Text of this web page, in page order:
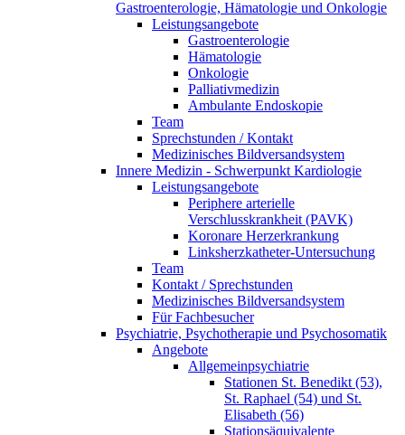
Gastroenterologie, Hämatologie und Onkologie
Leistungsangebote
Gastroenterologie
Hämatologie
Onkologie
Palliativmedizin
Ambulante Endoskopie
Team
Sprechstunden / Kontakt
Medizinisches Bildversandsystem
Innere Medizin - Schwerpunkt Kardiologie
Leistungsangebote
Periphere arterielle
Verschlusskrankheit (PAVK)
Koronare Herzerkrankung
Linksherzkatheter-Untersuchung
Team
Kontakt / Sprechstunden
Medizinisches Bildversandsystem
Für Fachbesucher
Psychiatrie, Psychotherapie und Psychosomatik
Angebote
Allgemeinpsychiatrie
Stationen St. Benedikt (53),
St. Raphael (54) und St.
Elisabeth (56)
Stationsäquivalente